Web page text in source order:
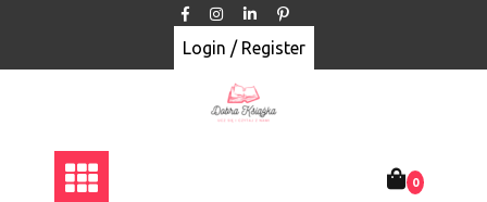
Login / Register
0